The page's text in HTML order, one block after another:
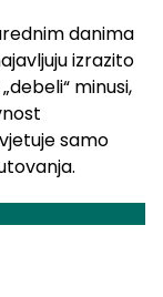
danima
izrazito
minusi,
samo